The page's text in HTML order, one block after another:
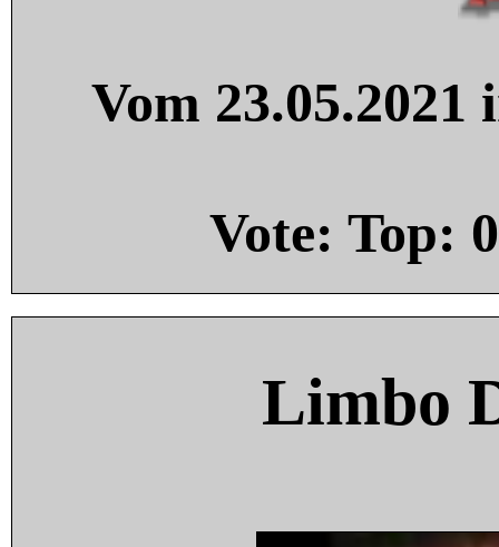
Vom
Vote: Top: 0
Limbo